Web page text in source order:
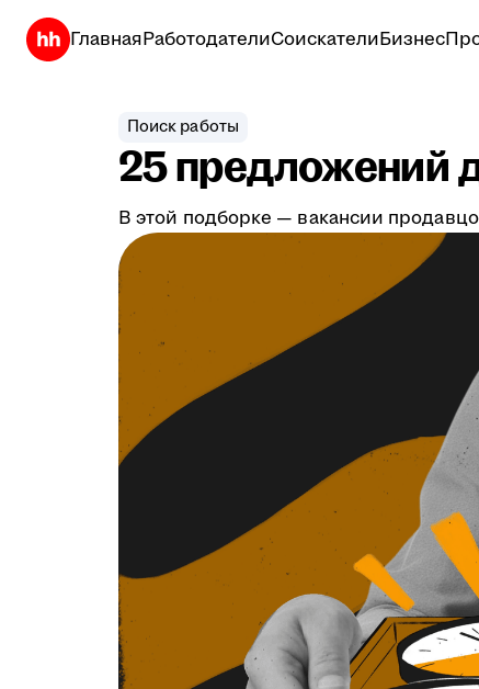
ГлавнаяРаботодателиСоискателиБизнес
Поиск работы
25 предложений
В этой подборке — вакансии